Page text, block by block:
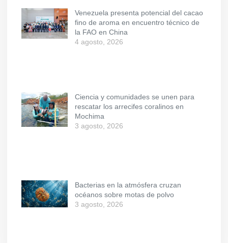
Venezuela presenta potencial del cacao
fino de aroma en encuentro técnico de
la FAO en China
4 agosto, 2026
Ciencia y comunidades se unen para
rescatar los arrecifes coralinos en
Mochima
3 agosto, 2026
Bacterias en la atmósfera cruzan
océanos sobre motas de polvo
3 agosto, 2026